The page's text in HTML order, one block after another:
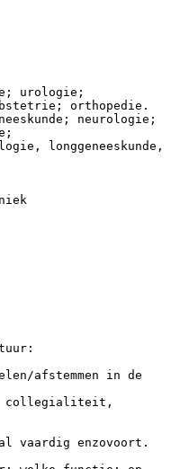
urologie;
orthopedie.
neurologie;
longgeneeskunde,
afstemmen in de
collegialiteit,
vaardig enzovoort.